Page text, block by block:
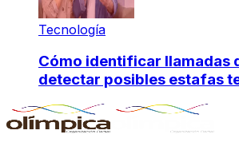
Tecnología
Cómo identificar llamadas
detectar posibles estafas